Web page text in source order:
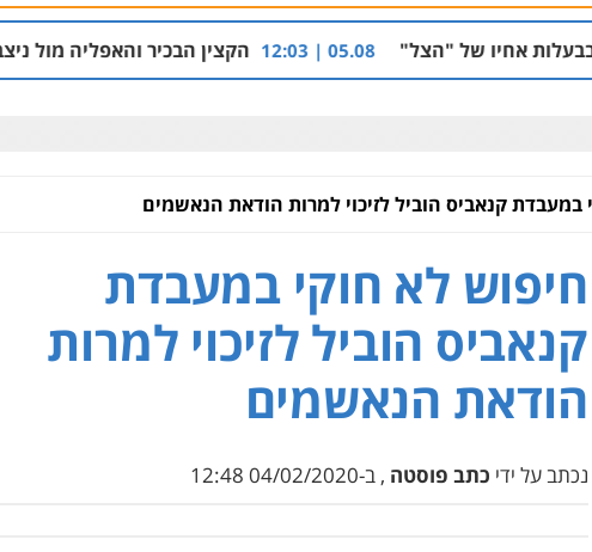
05.08 | 12:03 הקצין הבכיר והאפליה מול ניצב מני בנימין
במעבדת קנאביס הוביל לזיכוי למרות הודאת הנאשמים
חיפוש לא חוקי במעבדת
קנאביס הוביל לזיכוי למרות
הודאת הנאשמים
נכתב על ידי כתב פוסטה , ב-04/02/2020 12:48